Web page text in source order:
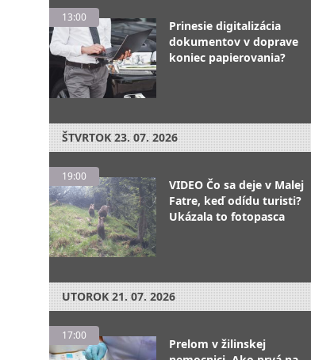
13:00
Prinesie digitalizácia
dokumentov v doprave
koniec papierovania?
ŠTVRTOK 23. 07. 2026
19:00
VIDEO Čo sa deje v Malej
Fatre, keď odídu turisti?
Ukázala to fotopasca
UTOROK 21. 07. 2026
17:00
Prelom v žilinskej